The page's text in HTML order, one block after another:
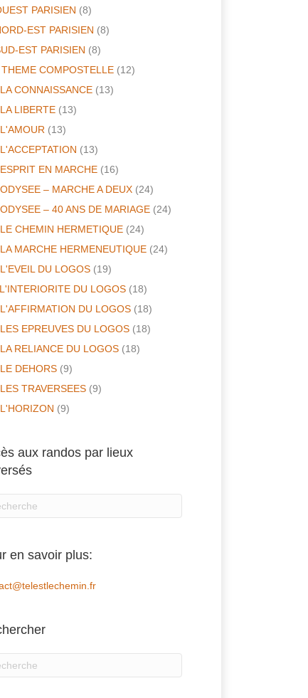
PARISIEN (8)
EST PARISIEN (8)
EST PARISIEN (8)
THEME COMPOSTELLE (12)
CONNAISSANCE (13)
LIBERTE (13)
(13)
(13)
EN MARCHE (16)
– MARCHE A DEUX (24)
– 40 ANS DE MARIAGE (24)
CHEMIN HERMETIQUE (24)
MARCHE HERMENEUTIQUE (24)
DU LOGOS (19)
DU LOGOS (18)
DU LOGOS (18)
EPREUVES DU LOGOS (18)
RELIANCE DU LOGOS (18)
DEHORS (9)
TRAVERSEES (9)
(9)
aux randos par lieux
en savoir plus: